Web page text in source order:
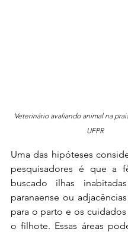
Veterinário avaliando animal na
UFPR
Uma das hipóteses
pesquisadores é que a
buscado ilhas
paranaense ou
para o parto e os
o filhote. Essas áreas